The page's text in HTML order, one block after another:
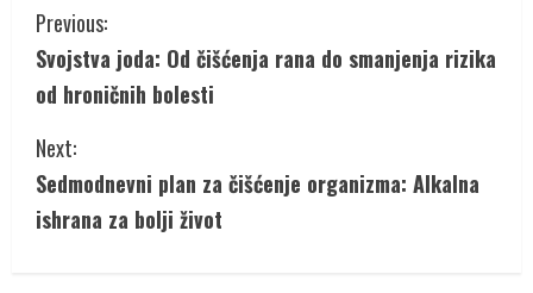
C
o
n
t
i
Previous:
Svojstva joda: Od čišćenja rana do smanjenja rizika
od hroničnih bolesti
Next:
Sedmodnevni plan za čišćenje organizma: Alkalna
ishrana za bolji život